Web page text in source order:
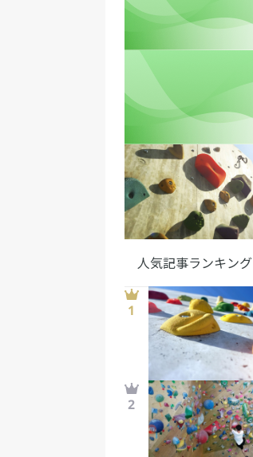
人気記事ランキング